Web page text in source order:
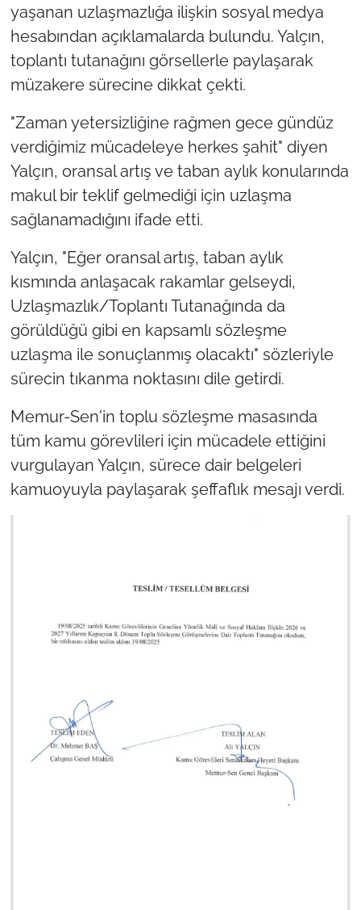
yaşanan uzlaşmazlığa ilişkin sosyal medya
hesabından açıklamalarda bulundu. Yalçın,
toplantı tutanağını görsellerle paylaşarak
müzakere sürecine dikkat çekti.
"Zaman yetersizliğine rağmen gece gündüz
verdiğimiz mücadeleye herkes şahit" diyen
Yalçın, oransal artış ve taban aylık konularında
makul bir teklif gelmediği için uzlaşma
sağlanamadığını ifade etti.
Yalçın, "Eğer oransal artış, taban aylık
kısmında anlaşacak rakamlar gelseydi,
Uzlaşmazlık/Toplantı Tutanağında da
görüldüğü gibi en kapsamlı sözleşme
uzlaşma ile sonuçlanmış olacaktı" sözleriyle
sürecin tıkanma noktasını dile getirdi.
Memur-Sen'in toplu sözleşme masasında
tüm kamu görevlileri için mücadele ettiğini
vurgulayan Yalçın, sürece dair belgeleri
kamuoyuyla paylaşarak şeffaflık mesajı verdi.